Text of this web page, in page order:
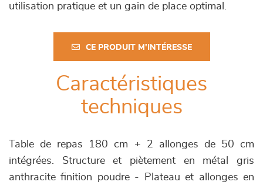
utilisation pratique et un gain de place optimal.
CE PRODUIT M'INTÉRESSE
Caractéristiques
techniques
Table de repas 180 cm + 2 allonges de 50 cm
intégrées. Structure et piètement en métal gris
anthracite finition poudre - Plateau et allonges en